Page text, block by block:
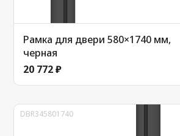
Рамка для двери 580×1740 мм,
черная
20 772 ₽
DBR345801740